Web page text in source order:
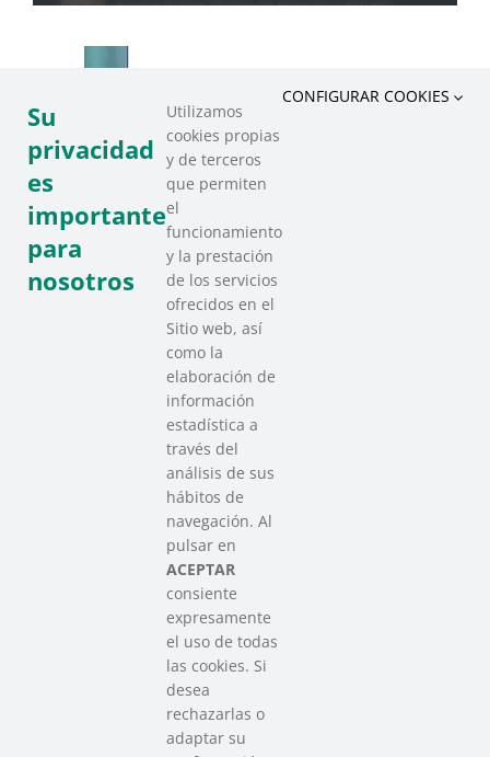
SAREEN SAREA
Asociación que agrupa a las redes
del Tercer Sector Social en Euskadi
Contacto
info@sareensarea.eu
Iparraguirre, 9 lonja – 48009 Bilbao
946 569 230
Su
privacidad
es
importante
para
nosotros
Utilizamos
cookies propias
y de terceros
que permiten
el
funcionamiento
y la prestación
de los servicios
ofrecidos en el
Sitio web, así
como la
elaboración de
información
estadística a
través del
análisis de sus
hábitos de
navegación. Al
pulsar en
ACEPTAR
consiente
expresamente
el uso de todas
las cookies. Si
desea
rechazarlas o
adaptar su
CONFIGURAR COOKIES